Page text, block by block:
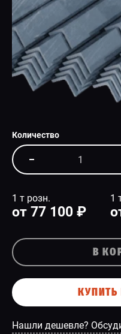
Количество
1 т розн.
от 77 100 ₽
1
В
Нашли дешевле?